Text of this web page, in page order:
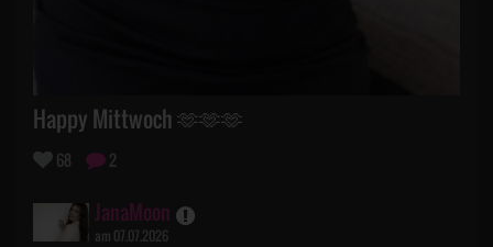
Happy Mittwoch 🫶🫶🫶
68 2
JanaMoon
am 07.07.2026